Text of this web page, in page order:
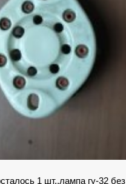
1 шт..лампа гу-32 без